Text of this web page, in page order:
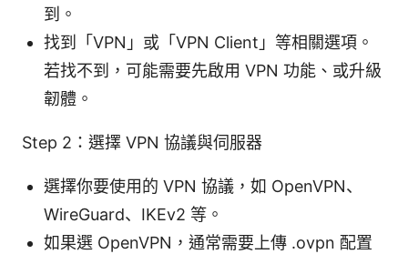
到。
找到「VPN」或「VPN Client」等相關選項。
若找不到，可能需要先啟用 VPN 功能、或升級
韌體。
Step 2：選擇 VPN 協議與伺服器
選擇你要使用的 VPN 協議，如 OpenVPN、
WireGuard、IKEv2 等。
如果選 OpenVPN，通常需要上傳 .ovpn 配置